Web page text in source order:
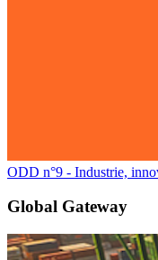
ODD n°9 - Industrie,
Global Gateway